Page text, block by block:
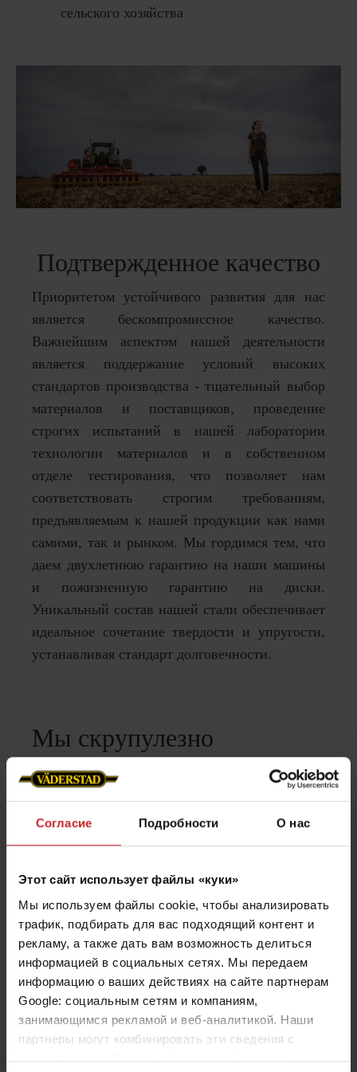
Согласие Подробности О нас
Этот сайт использует файлы «куки»
Мы используем файлы cookie, чтобы анализировать
трафик, подбирать для вас подходящий контент и
рекламу, а также дать вам возможность делиться
информацией в социальных сетях. Мы передаем
информацию о ваших действиях на сайте партнерам
Google: социальным сетям и компаниям,
занимающимся рекламой и веб-аналитикой. Наши
партнеры могут комбинировать эти сведения с
предоставленной вами информацией, а также
сельского хозяйства
Подтвержденное качество
Приоритетом устойчивого развития для нас
является бескомпромиссное качество.
Важнейшим аспектом нашей деятельности
является поддержание условий высоких
стандартов производства - тщательный выбор
материалов и поставщиков, проведение
строгих испытаний в нашей лаборатории
технологии материалов и в собственном
отделе тестирования, что позволяет нам
соответствовать строгим требованиям,
предъявляемым к нашей продукции как нами
самими, так и рынком. Мы гордимся тем, что
даем двухлетнюю гарантию на наши машины
и пожизненную гарантию на диски.
Уникальный состав нашей стали обеспечивает
идеальное сочетание твердости и упругости,
устанавливая стандарт долговечности.
Мы скрупулезно
тестируем наши
продукты.
Что мы делаем:
Наш собственный отдел испытаний
Лаборатория технологии материалов
Собственное производство износостойких
деталей
Шведская сталь V55, уникальный состав
стали, обеспечивающий идеальное
сочетание твердости и упругости